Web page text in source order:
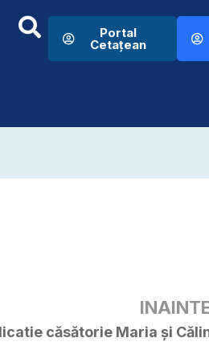
Portal
Cetațean
căsătorie Maria și